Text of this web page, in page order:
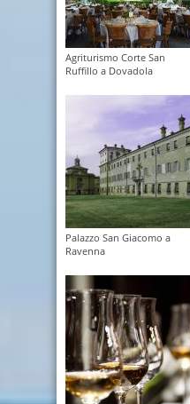
Agriturismo Corte San
Ruffillo a Dovadola
Palazzo San Giacomo a
Ravenna